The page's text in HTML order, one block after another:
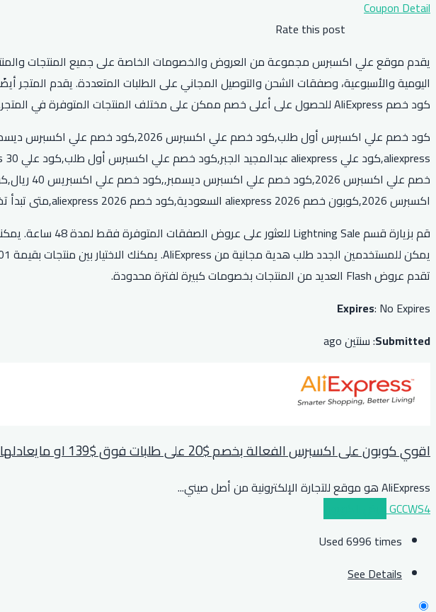
Coupon Detail
Rate this post
كود خصم AliExpress للحصول على أعلى خصم ممكن على مختلف المنتجات المتوفرة في المتجر.
اكسبرس 2026,كوبون خصم aliexpress 2026 السعودية,كود خصم aliexpress 2026,متى تبدأ تخفيضات علي اكسبرس
تقدم عروض Flash العديد من المنتجات بخصومات كبيرة لفترة محدودة.
Expires: No Expires
Submitted: سنتين ago
اقوي كوبون على اكسبرس الفعالة بخصم $20 على طلبات فوق $139 او مايعادلها بعملة بلدك
AliExpress هو موقع للتجارة الإلكترونية من أصل صيني
...
GCCWS4
Used 6996 times
See Details